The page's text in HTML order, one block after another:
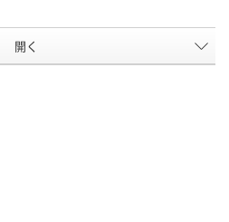
開く